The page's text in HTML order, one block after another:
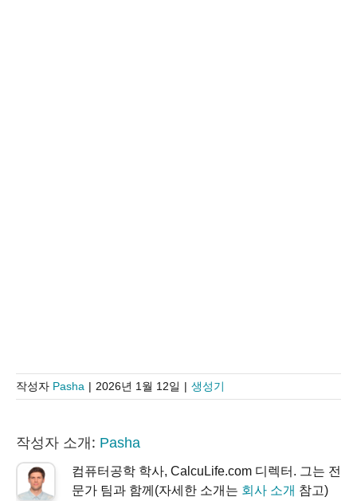
작성자 Pasha | 2026년 1월 12일 | 생성기
작성자 소개: Pasha
컴퓨터공학 학사, CalcuLife.com 디렉터. 그는 전
문가 팀과 함께(자세한 소개는 회사 소개 참고)